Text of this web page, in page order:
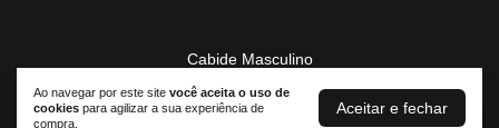
Ao navegar por este site você aceita o uso de
cookies para agilizar a sua experiência de
compra.
Aceitar e fechar
Cabide Masculino